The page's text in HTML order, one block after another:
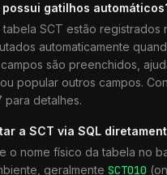
possui gatilhos
tabela SCT estão registrados
automaticamente
são preenchidos,
popular outros campos.
para detalhes.
a SCT via SQL
o nome físico da tabela no
geralmente SCT010